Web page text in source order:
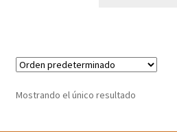
Mostrando el único resultado